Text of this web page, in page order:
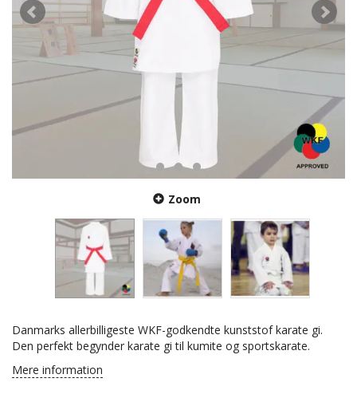
Zoom
Danmarks allerbilligeste WKF-godkendte kunststof karate gi.
Den perfekt begynder karate gi til kumite og sportskarate.
Mere information